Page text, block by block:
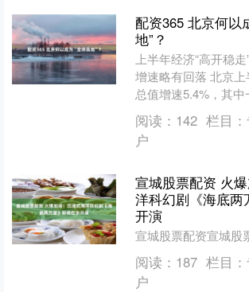
配资365 北京何以
地”？
上半年经济“高开稳
增速略有回落 北京
总值增速5.4%，其
5.9%，官方用“高开
势。二季度....
阅读： 142 栏目：
户
宣城股票配资 火
洋科幻剧《海底两
开演
宣城股票配资宣城股
阅读： 187 栏目：
户